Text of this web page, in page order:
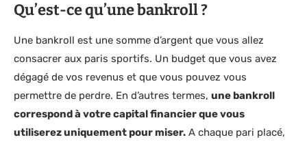
Qu’est-ce qu’une bankroll ?
Une bankroll est une somme d’argent que vous allez
consacrer aux paris sportifs. Un budget que vous avez
dégagé de vos revenus et que vous pouvez vous
permettre de perdre. En d’autres termes, une bankroll
correspond à votre capital financier que vous
utiliserez uniquement pour miser. A chaque pari placé,